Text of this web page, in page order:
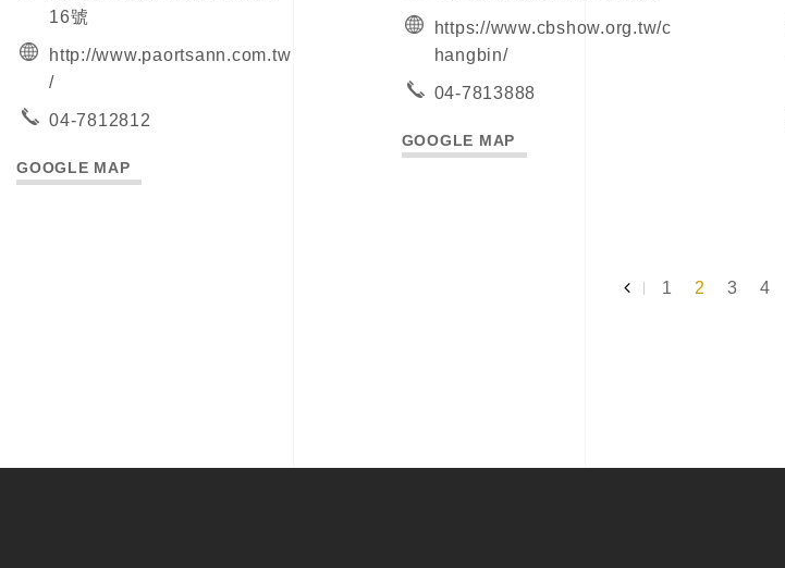
16號
http://www.paortsann.com.tw
/
04-7812812
GOOGLE MAP
https://www.cbshow.org.tw/c
hangbin/
04-7813888
GOOGLE MAP
1 2 3 4